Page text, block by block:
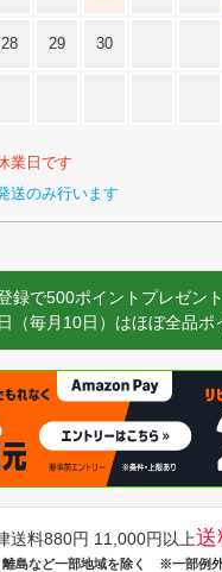
28 29 30
業日です
のみ行います
録で500ポイントプレゼント
（毎月10日）はほぼ全品ポ
送料880円 11,000円以上送
島など一部地域を除く ※一部例